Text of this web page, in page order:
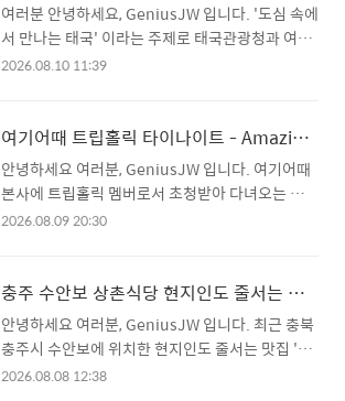
여러분 안녕하세요, GeniusJW 입니다. '도심 속에
서 만나는 태국' 이라는 주제로 태국관광청과 여기
어때 트립홀릭이 주관한 타이나이트(Thailand
와, 주한태국대사인 H.E Tanee Sangrat 님과의
인터뷰를 통해 태국 현지인의 맛과 여행지, 웰니
스・슬로라이프 와 같은 정보를 얻었습니다. 다음
으로는 골든벨과 럭키드로우로 행사의 열기를 더해
갔습니다. ■ 골든벨 사실, 태국관광청과 트립홀릭
유해 주신 내용이 있었는데요. Dream
Destination 이라고 원하는 태국 버킷 여행과 베
스트 드레서 상을 통해 태국 관광청의 특별 경품
그..
2026.08.10 11:39
여기어때 트립홀릭 타이나이트 - AmazingThailand 1부
안녕하세요 여러분, GeniusJW 입니다. 여기어때
본사에 트립홀릭 멤버로서 초청받아 다녀오는 행사
는 이번이 두 번째인데요. 과연 무슨 일로 다녀왔을
녀오게 되었습니다. 이번 행사에서 숙박과 항공권
등 정말 많은 상품들이 있었는데요, 결론부터 말씀
드리자면 제게 남은 것은 르세라핌 앨범뿐...(ㅠㅠ).
어떻게 된 사연일까요? 자세한 내용은 본문을 통해
확인해 보시죠. ■ Thailand Night 소개 여기어때
2026.08.09 20:30
충주 수안보 상촌식당 현지인도 줄서는 소마면 맛집
안녕하세요 여러분, GeniusJW 입니다. 최근 충북
충주시 수안보에 위치한 현지인도 줄서는 맛집 '상
촌식당'에서 '소마면'을 먹었습니다. 상촌식당 소마
2026.08.08 12:38